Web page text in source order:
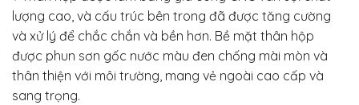
lượng cao, và cấu trúc bên trong đã được tăng cường
và xử lý để chắc chắn và bền hơn. Bề mặt thân hộp
được phun sơn gốc nước màu đen chống mài mòn và
thân thiện với môi trường, mang vẻ ngoài cao cấp và
sang trọng.